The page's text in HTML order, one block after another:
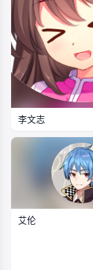
李文志
艾伦